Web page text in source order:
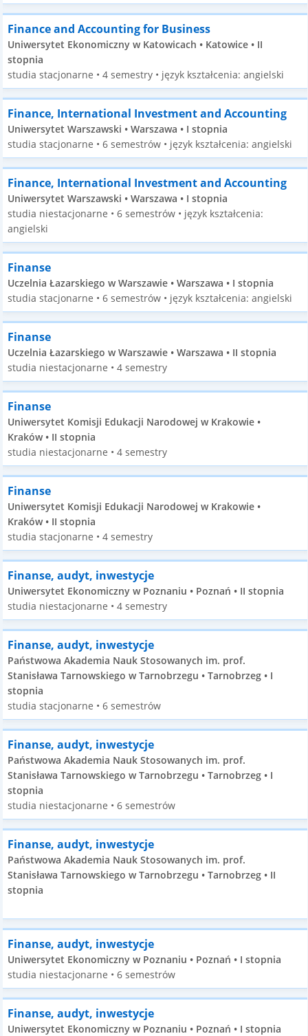
Finance and Accounting for Business
Uniwersytet Ekonomiczny w Katowicach • Katowice • II
stopnia
studia stacjonarne • 4 semestry • język kształcenia: angielski
Finance, International Investment and Accounting
Uniwersytet Warszawski • Warszawa • I stopnia
studia stacjonarne • 6 semestrów • język kształcenia: angielski
Finance, International Investment and Accounting
Uniwersytet Warszawski • Warszawa • I stopnia
studia niestacjonarne • 6 semestrów • język kształcenia:
angielski
Finanse
Uczelnia Łazarskiego w Warszawie • Warszawa • I stopnia
studia stacjonarne • 6 semestrów • język kształcenia: angielski
Finanse
Uczelnia Łazarskiego w Warszawie • Warszawa • II stopnia
studia niestacjonarne • 4 semestry
Finanse
Uniwersytet Komisji Edukacji Narodowej w Krakowie •
Kraków • II stopnia
studia niestacjonarne • 4 semestry
Finanse
Uniwersytet Komisji Edukacji Narodowej w Krakowie •
Kraków • II stopnia
studia stacjonarne • 4 semestry
Finanse, audyt, inwestycje
Uniwersytet Ekonomiczny w Poznaniu • Poznań • II stopnia
studia niestacjonarne • 4 semestry
Finanse, audyt, inwestycje
Państwowa Akademia Nauk Stosowanych im. prof.
Stanisława Tarnowskiego w Tarnobrzegu • Tarnobrzeg • I
stopnia
studia stacjonarne • 6 semestrów
Finanse, audyt, inwestycje
Państwowa Akademia Nauk Stosowanych im. prof.
Stanisława Tarnowskiego w Tarnobrzegu • Tarnobrzeg • I
stopnia
studia niestacjonarne • 6 semestrów
Finanse, audyt, inwestycje
Państwowa Akademia Nauk Stosowanych im. prof.
Stanisława Tarnowskiego w Tarnobrzegu • Tarnobrzeg • II
stopnia
Finanse, audyt, inwestycje
Uniwersytet Ekonomiczny w Poznaniu • Poznań • I stopnia
studia niestacjonarne • 6 semestrów
Finanse, audyt, inwestycje
Uniwersytet Ekonomiczny w Poznaniu • Poznań • I stopnia